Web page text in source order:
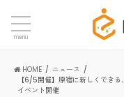
menu
HOME
ニュース
【6/5開催】原宿に新しくでき
イベント開催